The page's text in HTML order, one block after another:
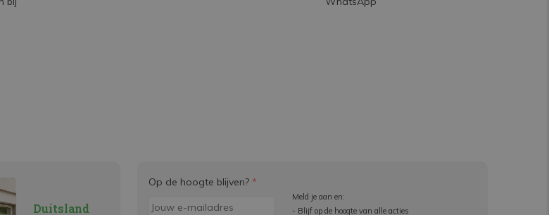
Duitsland
Op de hoogte blijven? *
Meld je aan en:
- Blijf op de hoogte van alle acties